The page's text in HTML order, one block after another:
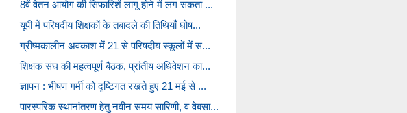
8वें वेतन आयोग की सिफारिशें लागू होने में लग सकता ...
यूपी में परिषदीय शिक्षकों के तबादले की तिथियाँ घोष...
ग्रीष्मकालीन अवकाश में 21 से परिषदीय स्कूलों में स...
शिक्षक संघ की महत्वपूर्ण बैठक, प्रांतीय अधिवेशन का...
ज्ञापन : भीषण गर्मी को दृष्टिगत रखते हुए 21 मई से ...
पारस्परिक स्थानांतरण हेतु नवीन समय सारिणी, व वेबसा...